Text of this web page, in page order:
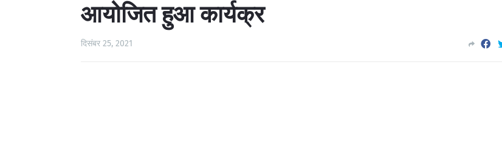
आयोजित हुआ कार्यक्र
दिसंबर 25, 2021